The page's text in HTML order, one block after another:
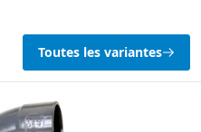
Toutes les variantes